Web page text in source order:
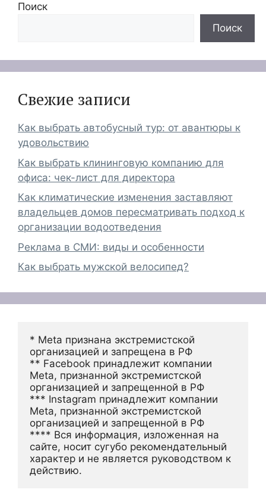
Поиск
Поиск
Свежие записи
Как выбрать автобусный тур: от авантюры к
удовольствию
Как выбрать клининговую компанию для
офиса: чек-лист для директора
Как климатические изменения заставляют
владельцев домов пересматривать подход к
организации водоотведения
Реклама в СМИ: виды и особенности
Как выбрать мужской велосипед?
* Meta признана экстремистской
организацией и запрещена в РФ
** Facebook принадлежит компании
Meta, признанной экстремистской
организацией и запрещенной в РФ
*** Instagram принадлежит компании
Meta, признанной экстремистской
организацией и запрещенной в РФ
**** Вся информация, изложенная на
сайте, носит сугубо рекомендательный
характер и не является руководством к
действию.